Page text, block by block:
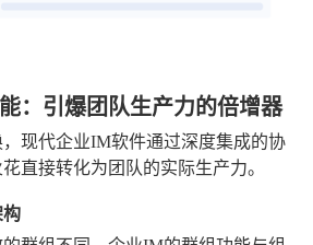
：引爆团队生产力的倍增器
现代企业IM软件通过深度集成的协
直接转化为团队的实际生产力。